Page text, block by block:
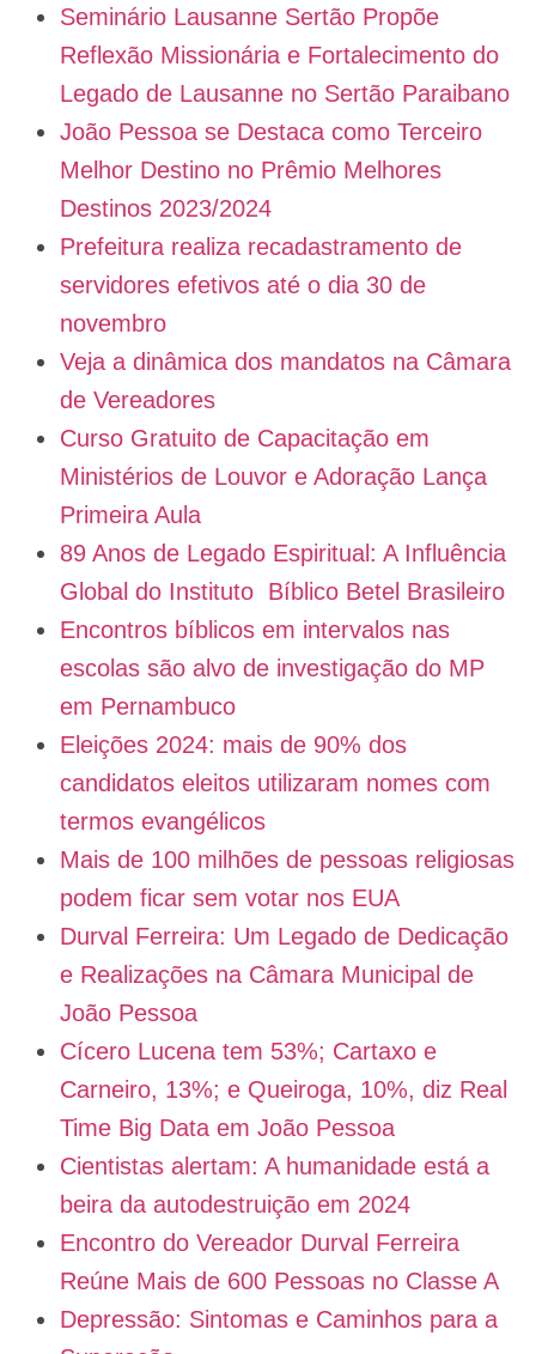
Seminário Lausanne Sertão Propõe
Reflexão Missionária e Fortalecimento do
Legado de Lausanne no Sertão Paraibano
João Pessoa se Destaca como Terceiro
Melhor Destino no Prêmio Melhores
Destinos 2023/2024
Prefeitura realiza recadastramento de
servidores efetivos até o dia 30 de
novembro
Veja a dinâmica dos mandatos na Câmara
de Vereadores
Curso Gratuito de Capacitação em
Ministérios de Louvor e Adoração Lança
Primeira Aula
89 Anos de Legado Espiritual: A Influência
Global do Instituto Bíblico Betel Brasileiro
Encontros bíblicos em intervalos nas
escolas são alvo de investigação do MP
em Pernambuco
Eleições 2024: mais de 90% dos
candidatos eleitos utilizaram nomes com
termos evangélicos
Mais de 100 milhões de pessoas religiosas
podem ficar sem votar nos EUA
Durval Ferreira: Um Legado de Dedicação
e Realizações na Câmara Municipal de
João Pessoa
Cícero Lucena tem 53%; Cartaxo e
Carneiro, 13%; e Queiroga, 10%, diz Real
Time Big Data em João Pessoa
Cientistas alertam: A humanidade está a
beira da autodestruição em 2024
Encontro do Vereador Durval Ferreira
Reúne Mais de 600 Pessoas no Classe A
Depressão: Sintomas e Caminhos para a